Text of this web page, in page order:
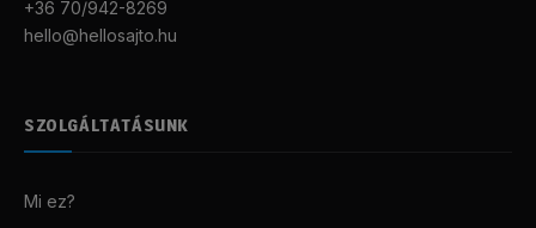
+36 70/942-8269
hello@hellosajto.hu
SZOLGÁLTATÁSUNK
Mi ez?